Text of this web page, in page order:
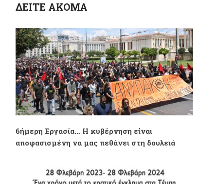
ΔΕΙΤΕ ΑΚΟΜΑ
6ήμερη Εργασία… Η κυβέρνηση είναι
αποφασισμένη να μας πεθάνει στη δουλειά